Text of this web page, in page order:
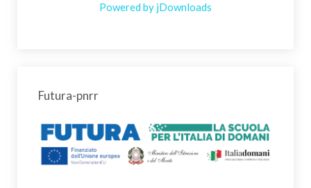
Powered by jDownloads
Futura-pnrr